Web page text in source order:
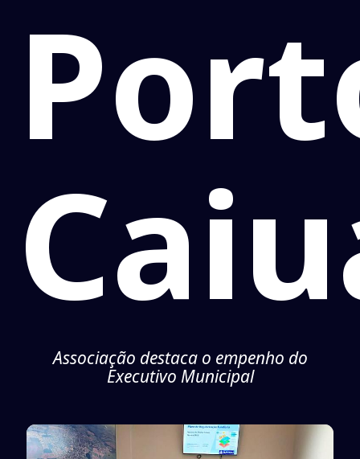
Associação destaca o empenho do
Executivo Municipal